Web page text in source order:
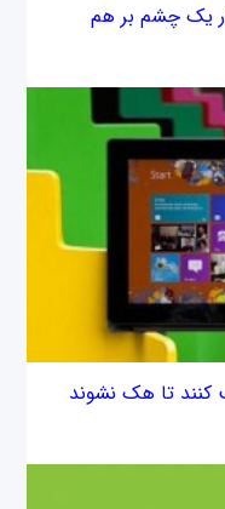
یک چشم بر هم
کنند تا هک نشوند